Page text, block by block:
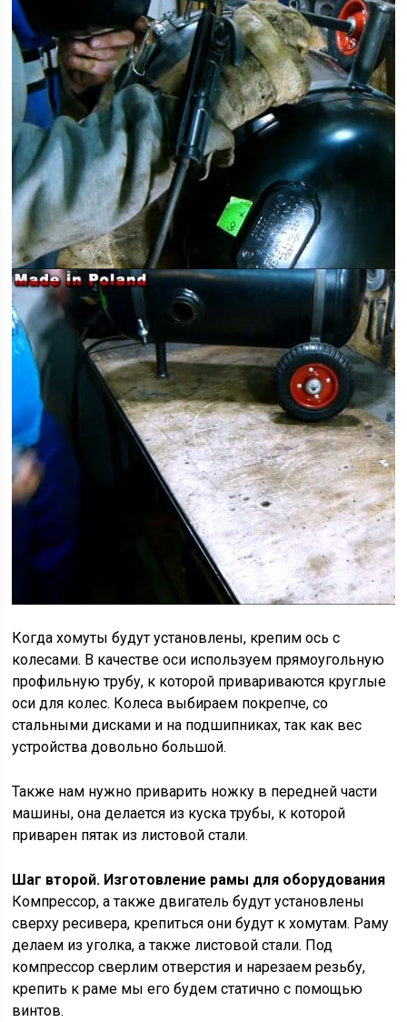
Когда хомуты будут установлены, крепим ось с
колесами. В качестве оси используем прямоугольную
профильную трубу, к которой привариваются круглые
оси для колес. Колеса выбираем покрепче, со
стальными дисками и на подшипниках, так как вес
устройства довольно большой.
Также нам нужно приварить ножку в передней части
машины, она делается из куска трубы, к которой
приварен пятак из листовой стали.
Шаг второй. Изготовление рамы для оборудования
Компрессор, а также двигатель будут установлены
сверху ресивера, крепиться они будут к хомутам. Раму
делаем из уголка, а также листовой стали. Под
компрессор сверлим отверстия и нарезаем резьбу,
крепить к раме мы его будем статично с помощью
винтов.